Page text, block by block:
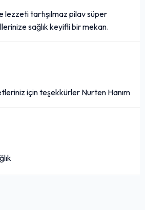
tartışılmaz pilav süper
sağlık keyifli bir mekan.
için teşekkürler Nurten Hanım